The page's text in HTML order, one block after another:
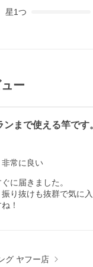
星1つ
ー
まで使える竿です
非常に良い
に届きました。
り抜けも抜群で気に
！
グ ヤフー店